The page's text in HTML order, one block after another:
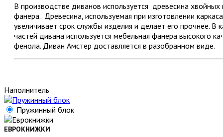
В производстве диванов используется древесина
фанера. Древесина, используемая при изготовлении
увеличивает срок службы изделия и делает его прочнее. В
частей дивана используется мебельная фанера высокого
фенола. Диван Амстер доставляется в разобранном виде.
Наполнитель
Пружинный блок
ЕВРОКНИЖКИ